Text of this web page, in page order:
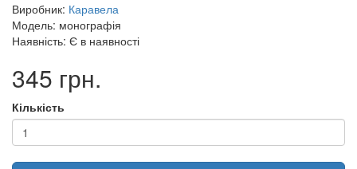
Виробник: Каравела
Модель: монографія
Наявність: Є в наявності
345 грн.
Кількість